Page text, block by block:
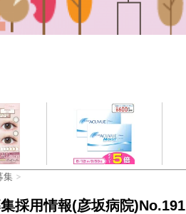
集 >
採用情報(彦坂病院)No.191